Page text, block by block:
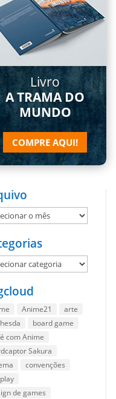
Livro
A TRAMA DO
MUNDO
COMPRE AQUI!
Anime21
arte
board game
com Anime
Sakura
convenções
de games